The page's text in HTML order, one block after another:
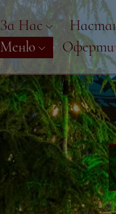
За Нас
Меню
Оферти